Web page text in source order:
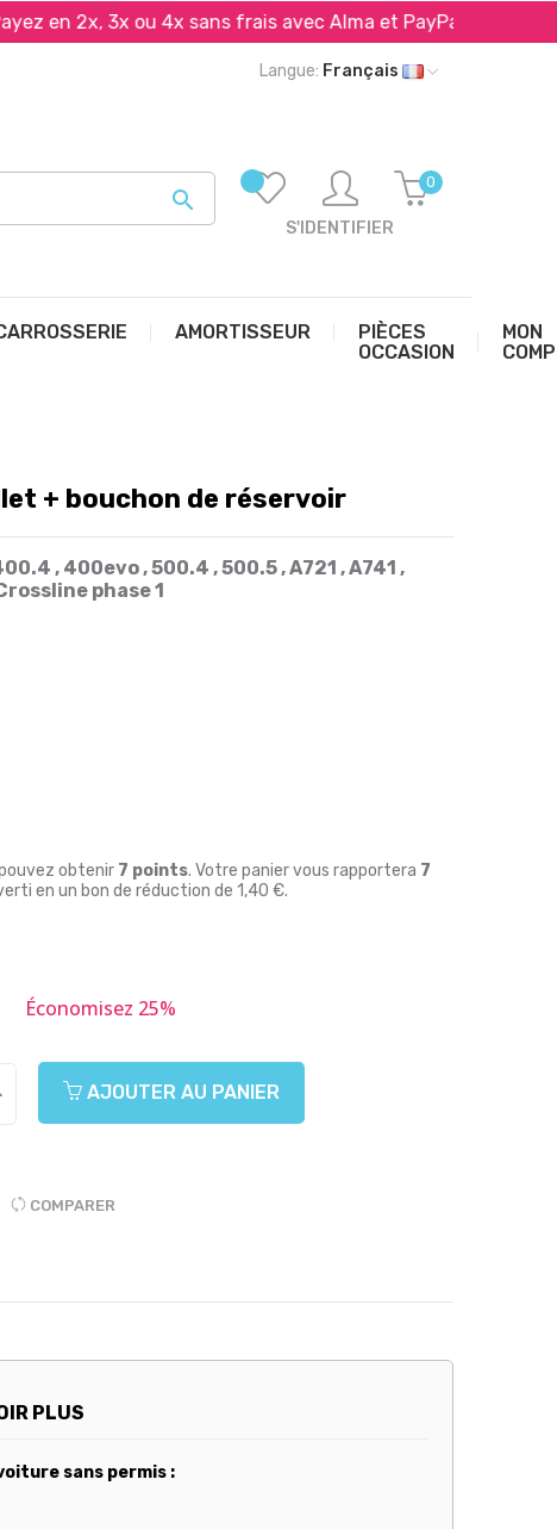
en 2x, 3x ou 4x sans frais avec Alma et PayPal*
Langue: Français

S'IDENTIFIER
0
AMORTISSEUR
PIÈCES
OCCASION
MON
+ bouchon de réservoir
, 400evo , 500.4 , 500.5 , A721 , A741 ,
phase 1
obtenir 7 points. Votre panier vous rapportera 7
en un bon de réduction de 1,40 €.
Économisez 25%
AJOUTER AU PANIER
COMPARER
PLUS
sans permis :